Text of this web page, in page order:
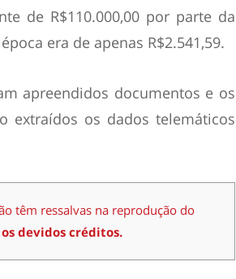
de R$110.000,00 por parte da
era de apenas R$2.541,59.
apreendidos documentos e os
extraídos os dados telemáticos
têm ressalvas na reprodução do
devidos créditos.